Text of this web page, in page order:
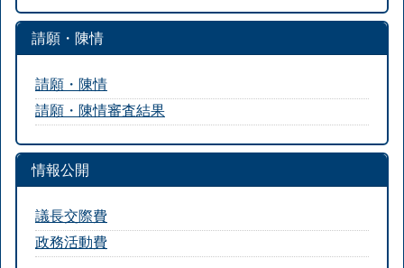
請願・陳情
請願・陳情
請願・陳情審査結果
情報公開
議長交際費
政務活動費